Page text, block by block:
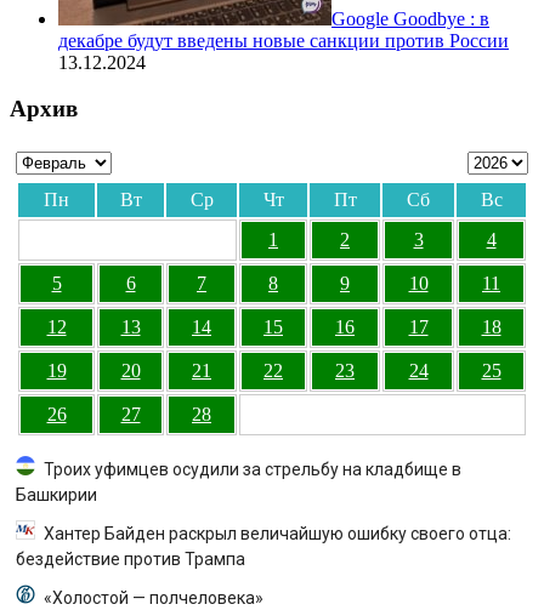
Google Goodbye : в
декабре будут введены новые санкции против России
13.12.2024
Архив
Пн Вт Ср Чт Пт Сб
Вс
1
2 3 4
5 6 7 8 9 10 11
12 13 14 15 16 17 18
19 20 21 22 23 24 25
26 27 28
Троих уфимцев осудили за стрельбу на кладбище в
Башкирии
Хантер Байден раскрыл величайшую ошибку своего отца:
бездействие против Трампа
«Холостой — полчеловека»